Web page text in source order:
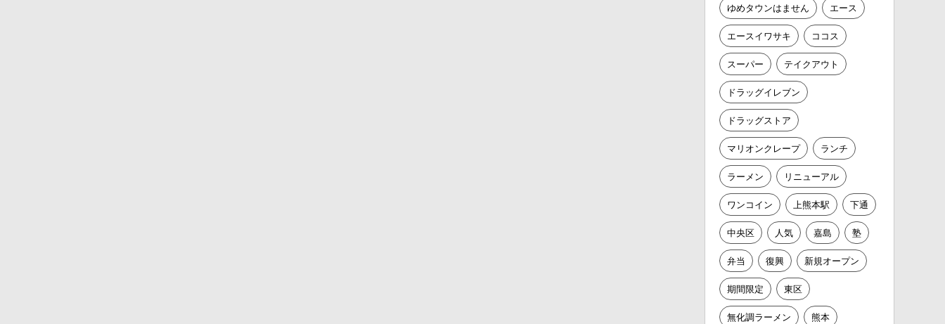
ゆめタウンはません エース
エースイワサキ ココス
スーパー テイクアウト
ドラッグイレブン
ドラッグストア
マリオンクレープ ランチ
ラーメン リニューアル
ワンコイン 上熊本駅 下通
中央区 人気 嘉島 塾
弁当 復興 新規オープン
期間限定 東区
無化調ラーメン 熊本